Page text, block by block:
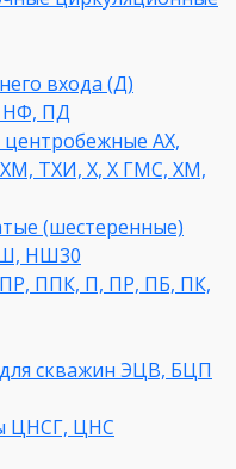
входа (Д)
НФ, ПД
центробежные АХ,
ТХИ, Х, Х ГМС, ХМ,
(шестеренные)
НШ30
ППК, П, ПР, ПБ, ПК,
скважин ЭЦВ, БЦП
ЦНСГ, ЦНС